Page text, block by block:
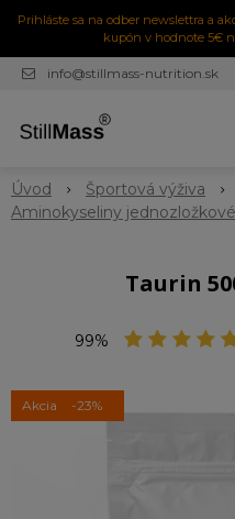
Prihláste sa na odber newslettra a
kupón v hodnote 5€
info@stillmass-nutrition.sk
Úvod Športová výživa
Aminokyseliny jednozložkové
Taurin
99%
Akcia -23%